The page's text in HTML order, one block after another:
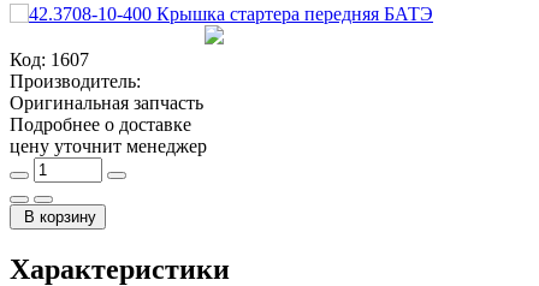
Код: 1607
Производитель:
Оригинальная запчасть
Подробнее о доставке
цену уточнит менеджер
В корзину
Характеристики